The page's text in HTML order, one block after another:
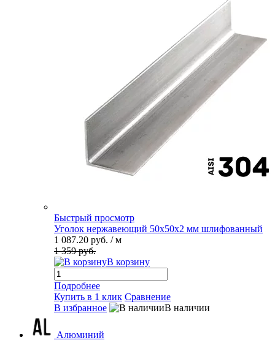
Быстрый просмотр
Уголок нержавеющий 50х50х2 мм шлифованный
1 087.20 руб. / м
1 359 руб.
В корзину
Подробнее
Купить в 1 клик Сравнение
В избранное
В наличии
Алюминий